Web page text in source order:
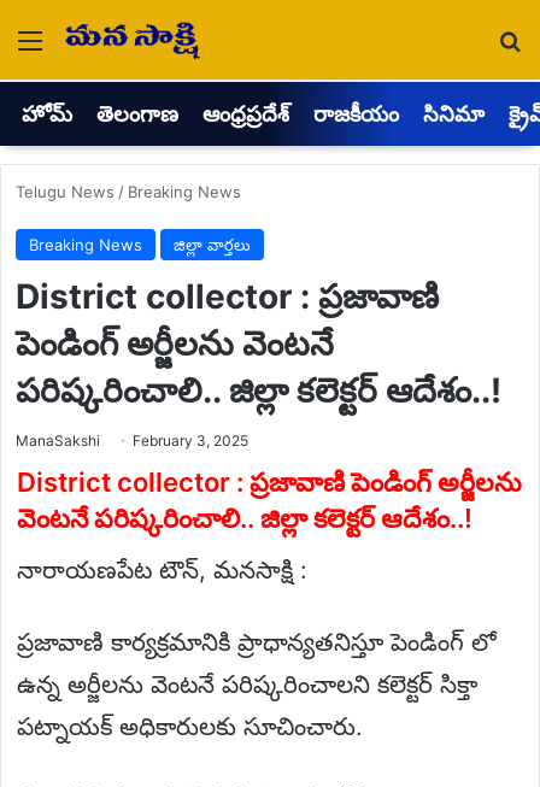
Menu
హోమ్ తెలంగాణ ఆంధ్రప్రదేశ్ రాజకీయం సినిమా
Telugu News / Breaking News
Breaking News జిల్లా వార్తలు
District collector : ప్రజావాణి
పెండింగ్ అర్జీలను వెంటనే
పరిష్కరించాలి.. జిల్లా కలెక్టర్ ఆదేశం..!
ManaSakshi Send
email
February 3, 2025
District collector : ప్రజావాణి పెండింగ్ అర్జీలను
వెంటనే పరిష్కరించాలి.. జిల్లా కలెక్టర్ ఆదేశం..!
నారాయణపేట టౌన్, మనసాక్షి :
ప్రజావాణి కార్యక్రమానికి ప్రాధాన్యతనిస్తూ పెండింగ్ లో
ఉన్న అర్జీలను వెంటనే పరిష్కరించాలని కలెక్టర్ సిక్తా
పట్నాయక్ అధికారులకు సూచించారు.